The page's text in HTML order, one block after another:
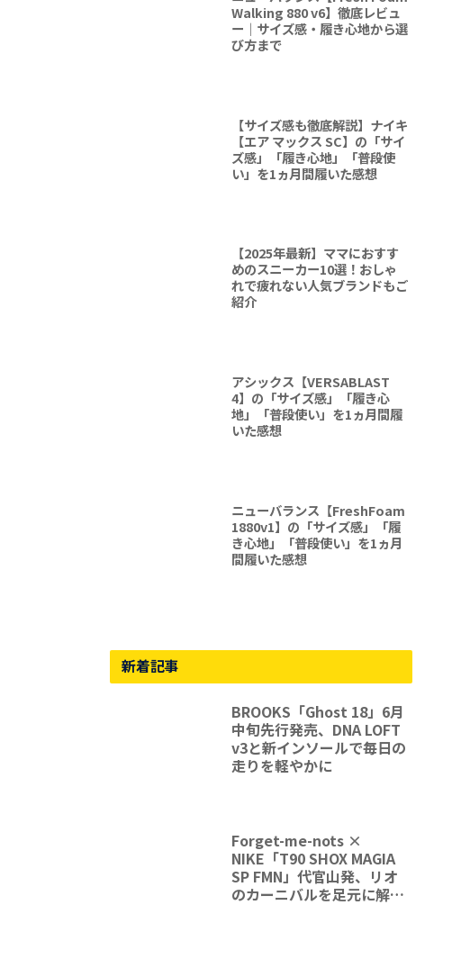
Walking 880 v6】徹底レビュ
ー｜サイズ感・履き心地から選
び方まで
【サイズ感も徹底解説】ナイキ
【エア マックス SC】の「サイ
ズ感」「履き心地」「普段使
い」を1ヵ月間履いた感想
【2025年最新】ママにおすす
めのスニーカー10選！おしゃ
れで疲れない人気ブランドもご
紹介
アシックス【VERSABLAST
4】の「サイズ感」「履き心
地」「普段使い」を1ヵ月間履
いた感想
ニューバランス【FreshFoam
1880v1】の「サイズ感」「履
き心地」「普段使い」を1ヵ月
間履いた感想
新着記事
BROOKS「Ghost 18」6月
中旬先行発売、DNA LOFT
v3と新インソールで毎日の
走りを軽やかに
Forget-me-nots ×
NIKE「T90 SHOX MAGIA
SP FMN」代官山発、リオ
のカーニバルを足元に解放